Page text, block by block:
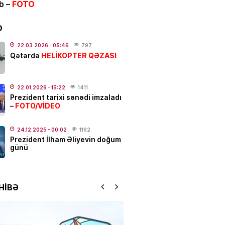
karta köçürmələrə
- 12:04 817
2 avqust, 2026-cı il
- 00:12
qanlı partlayışda yeni
Ad günü keçirilən generalın
oldu
sabiq nazir vəfat
– FOTO
22.03.2026 - 05:46 797
Qətərdə HELİKOPTER QƏZASI
22.01.2026 - 15:22 1411
Prezident tarixi sənədi imzaladı
– FOTO/VİDEO
24.12.2025 - 00:02 1192
Prezident İlham Əliyevin doğum
günü